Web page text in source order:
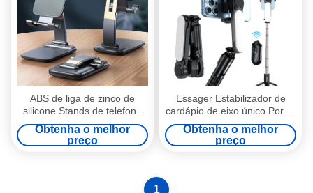
ABS de liga de zinco de
silicone Stands de telefone
de mesa dobrável ajustável
Obtenha o melhor
preço
Essager Estabilizador de
cardápio de eixo único Porta-
telefones com luz de
enchimento LED
Obtenha o melhor
preço
1